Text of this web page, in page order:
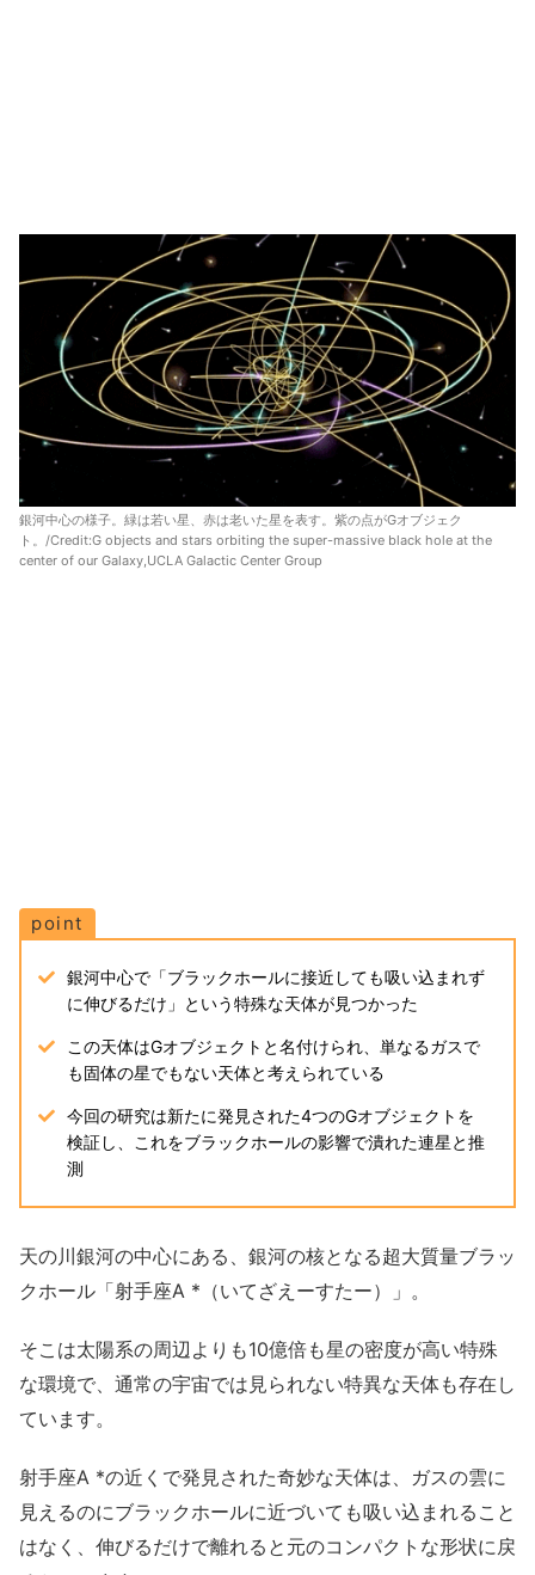
銀河中心の様子。緑は若い星、赤は老いた星を表す。紫の点がGオブジェク
ト。/Credit:G objects and stars orbiting the super-massive black hole at the
center of our Galaxy,UCLA Galactic Center Group
point
銀河中心で「ブラックホールに接近しても吸い込まれず
に伸びるだけ」という特殊な天体が見つかった
この天体はGオブジェクトと名付けられ、単なるガスで
も固体の星でもない天体と考えられている
今回の研究は新たに発見された4つのGオブジェクトを
検証し、これをブラックホールの影響で潰れた連星と推
測
天の川銀河の中心にある、銀河の核となる超大質量ブラッ
クホール「射手座A *（いてざえーすたー）」。
そこは太陽系の周辺よりも10億倍も星の密度が高い特殊
な環境で、通常の宇宙では見られない特異な天体も存在し
ています。
射手座A *の近くで発見された奇妙な天体は、ガスの雲に
見えるのにブラックホールに近づいても吸い込まれること
はなく、伸びるだけで離れると元のコンパクトな形状に戻